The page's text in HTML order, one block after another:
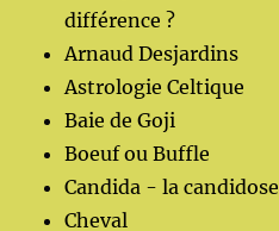
différence ?
Arnaud Desjardins
Astrologie Celtique
Baie de Goji
Boeuf ou Buffle
Candida - la candidose
Cheval